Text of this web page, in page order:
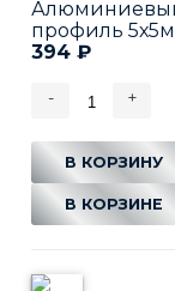
профиль
394 ₽
- +
В КОРЗИНУ
В КОРЗИНЕ